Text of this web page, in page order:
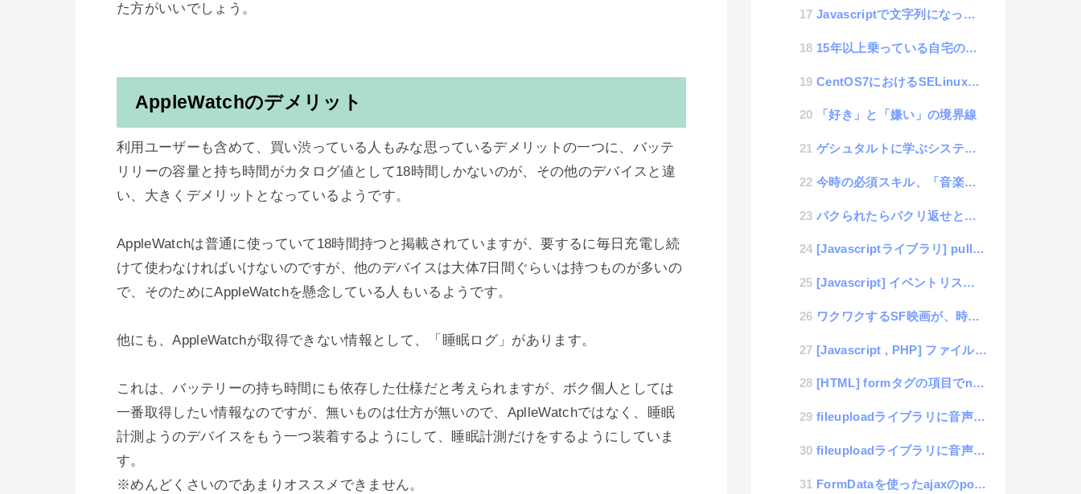
た方がいいでしょう。
AppleWatchのデメリット
利用ユーザーも含めて、買い渋っている人もみな思っているデメリットの一つに、バッテ
リリーの容量と持ち時間がカタログ値として18時間しかないのが、その他のデバイスと違
い、大きくデメリットとなっているようです。
AppleWatchは普通に使っていて18時間持つと掲載されていますが、要するに毎日充電し続
けて使わなければいけないのですが、他のデバイスは大体7日間ぐらいは持つものが多いの
で、そのためにAppleWatchを懸念している人もいるようです。
他にも、AppleWatchが取得できない情報として、「睡眠ログ」があります。
これは、バッテリーの持ち時間にも依存した仕様だと考えられますが、ボク個人としては
一番取得したい情報なのですが、無いものは仕方が無いので、AplleWatchではなく、睡眠
計測ようのデバイスをもう一つ装着するようにして、睡眠計測だけをするようにしていま
す。
※めんどくさいのであまりオススメできません。
Javascriptで文字列になった計算式の結果を求める方法
15年以上乗っている自宅の車のカーナビが調子悪くなってきた原因がシステムだった件
CentOS7におけるSELinuxによる怪
「好き」と「嫌い」の境界線
ゲシュタルトに学ぶシステム統一思考
今時の必須スキル、「音楽」と「絵心」と「IT」と「体力」
パクられたらパクリ返せという「傘パクリ」の連鎖
[Javascriptライブラリ] pulldown.jsにmultiple機能を追加
[Javascript] イベントリスナーの第3引数を甘く見ていた件
ワクワクするSF映画が、時が経てばSFではなくなるという話
[Javascript , PHP] ファイルサイズのバイト数をKBやMBに表示変更する簡単コード
[HTML] formタグの項目でname値に"name"と付けるとトラブりやすい件
fileuploadライブラリに音声ファイルを追加
fileuploadライブラリに音声ファイルを追加
FormDataを使ったajaxのpostデータ送信は文字化けするから気をつけろ